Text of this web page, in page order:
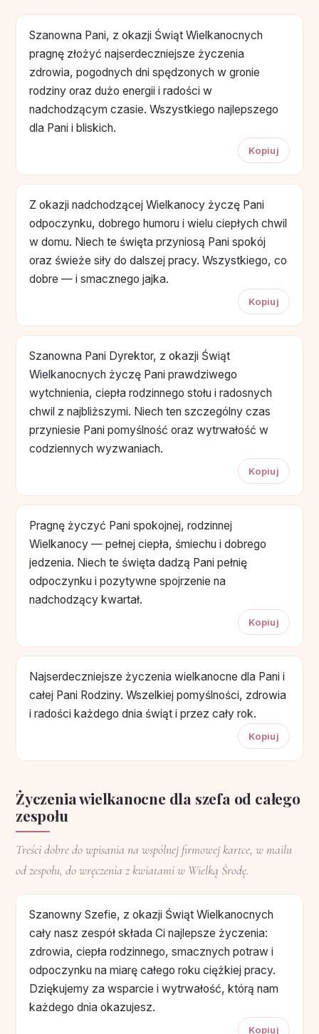
Szanowna Pani, z okazji Świąt Wielkanocnych
pragnę złożyć najserdeczniejsze życzenia
zdrowia, pogodnych dni spędzonych w gronie
rodziny oraz dużo energii i radości w
nadchodzącym czasie. Wszystkiego najlepszego
dla Pani i bliskich.
Kopiuj
Z okazji nadchodzącej Wielkanocy życzę Pani
odpoczynku, dobrego humoru i wielu ciepłych chwil
w domu. Niech te święta przyniosą Pani spokój
oraz świeże siły do dalszej pracy. Wszystkiego, co
dobre — i smacznego jajka.
Kopiuj
Szanowna Pani Dyrektor, z okazji Świąt
Wielkanocnych życzę Pani prawdziwego
wytchnienia, ciepła rodzinnego stołu i radosnych
chwil z najbliższymi. Niech ten szczególny czas
przyniesie Pani pomyślność oraz wytrwałość w
codziennych wyzwaniach.
Kopiuj
Pragnę życzyć Pani spokojnej, rodzinnej
Wielkanocy — pełnej ciepła, śmiechu i dobrego
jedzenia. Niech te święta dadzą Pani pełnię
odpoczynku i pozytywne spojrzenie na
nadchodzący kwartał.
Kopiuj
Najserdeczniejsze życzenia wielkanocne dla Pani i
całej Pani Rodziny. Wszelkiej pomyślności, zdrowia
i radości każdego dnia świąt i przez cały rok.
Kopiuj
Życzenia wielkanocne dla szefa od całego
zespołu
Treści dobre do wpisania na wspólnej firmowej kartce, w mailu
od zespołu, do wręczenia z kwiatami w Wielką Środę.
Szanowny Szefie, z okazji Świąt Wielkanocnych
cały nasz zespół składa Ci najlepsze życzenia:
zdrowia, ciepła rodzinnego, smacznych potraw i
odpoczynku na miarę całego roku ciężkiej pracy.
Dziękujemy za wsparcie i wytrwałość, którą nam
każdego dnia okazujesz.
Kopiuj